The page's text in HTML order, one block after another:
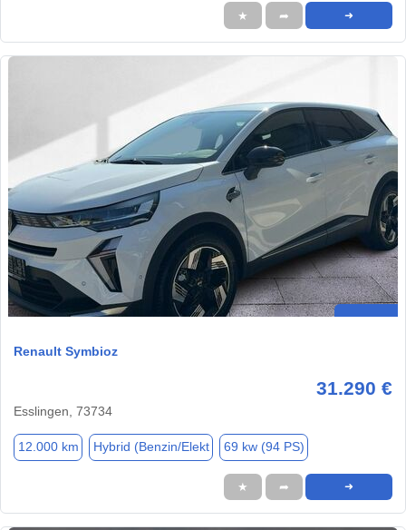
★ ➦ ➜
Renault Symbioz
31.290 €
Esslingen, 73734
12.000 km Hybrid (Benzin/Elekt 69 kw (94 PS)
★ ➦ ➜